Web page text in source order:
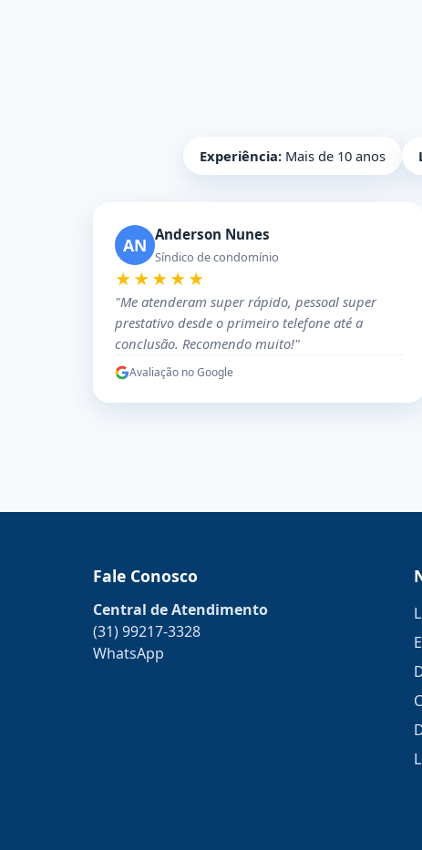
Experiência: Mais de 10 anos
AN Anderson Nunes
Síndico de condomínio
★★★★★
"Me atenderam super rápido, pessoal super
prestativo desde o primeiro telefone até a
conclusão. Recomendo muito!"
Avaliação no Google
Fale Conosco
Central de Atendimento
(31) 99217-3328
WhatsApp